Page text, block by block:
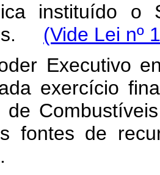
instituído o
(Vide Lei nº
Executivo
exercício
de
fontes de